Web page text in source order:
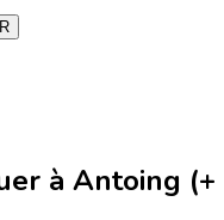
à Antoing (+